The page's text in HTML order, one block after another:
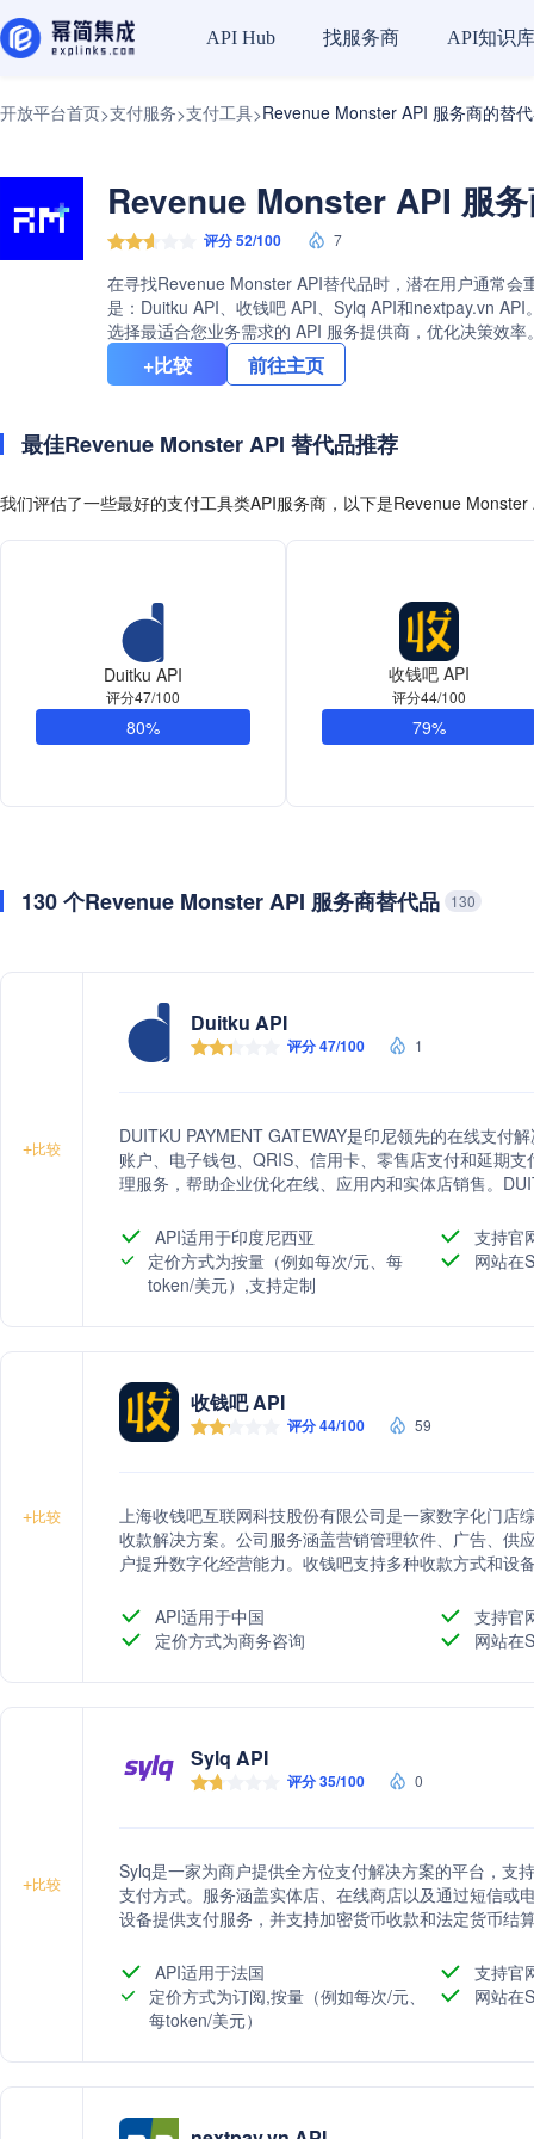
API Hub 找服务商 API知识库
开放平台首页>支付服务>支付工具>Revenue Monster API 服务商的替
Revenue Monster API 服
评分 52/100 7
在寻找Revenue Monster API替代品时，潜在用户通常
是：Duitku API、收钱吧 API、Sylq API和nextpay.vn
选择最适合您业务需求的 API 服务提供商，优化决策效率
+比较 前往主页
最佳Revenue Monster API 替代品推荐
我们评估了一些最好的支付工具类API服务商，以下是Revenue
Duitku API
评分47/100
80%
收钱吧 API
评分44/100
79%
130 个Revenue Monster API 服务商替代品 130
+比较
Duitku API
评分 47/100 1
DUITKU PAYMENT GATEWAY是印尼领先的在线支付
账户、电子钱包、QRIS、信用卡、零售店支付和延期
理服务，帮助企业优化在线、应用内和实体店销售。
API适用于印度尼西亚
支持官
定价方式为按量（例如每次/元、每
token/美元）,支持定制
网站在
+比较
收钱吧 API
评分 44/100 59
上海收钱吧互联网科技股份有限公司是一家数字化门店
收款解决方案。公司服务涵盖营销管理软件、广告、供
户提升数字化经营能力。收钱吧支持多种收款方式和设
码点单、自营外卖等，帮助商家节约成本，提高经营效
API适用于中国
支持官
定价方式为商务咨询
网站在
+比较
Sylq API
评分 35/100 0
Sylq是一家为商户提供全方位支付解决方案的平台，支
支付方式。服务涵盖实体店、在线商店以及通过短信或
设备提供支付服务，并支持加密货币收款和法定货币结
API适用于法国
支持官
定价方式为订阅,按量（例如每次/元、
每token/美元）
网站在